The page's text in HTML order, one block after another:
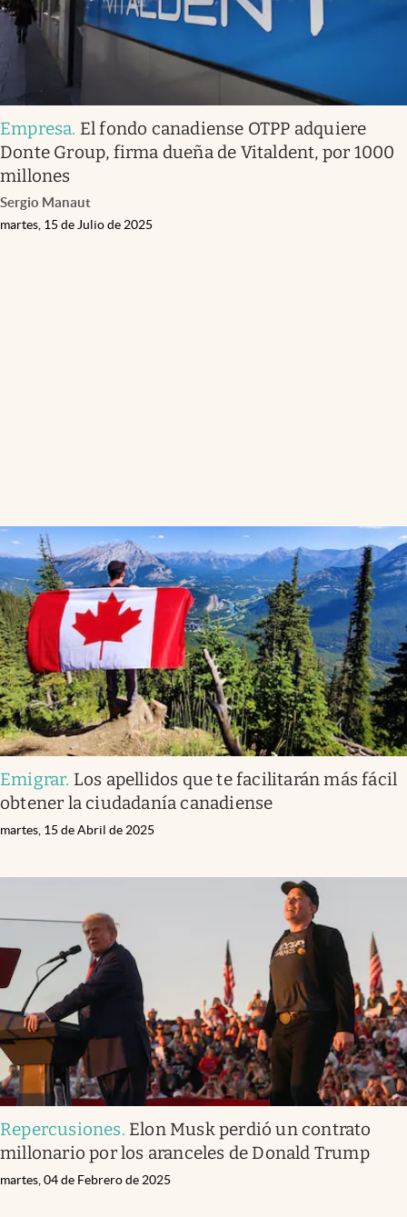
Empresa. El fondo canadiense OTPP adquiere
Donte Group, firma dueña de Vitaldent, por 1000
millones
Sergio Manaut
martes, 15 de Julio de 2025
Emigrar. Los apellidos que te facilitarán más fácil
obtener la ciudadanía canadiense
martes, 15 de Abril de 2025
Repercusiones. Elon Musk perdió un contrato
millonario por los aranceles de Donald Trump
martes, 04 de Febrero de 2025